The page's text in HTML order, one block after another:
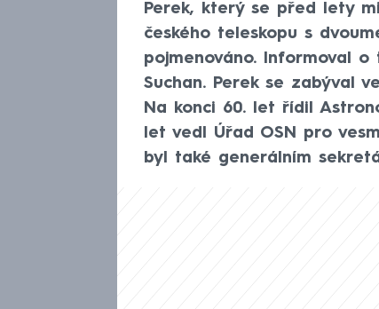
Perek, který se před lety
českého teleskopu s
pojmenováno. Informoval o
Suchan. Perek se zabýval
Na konci 60. let řídil
let vedl Úřad OSN pro
byl také generálním